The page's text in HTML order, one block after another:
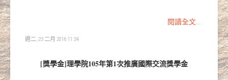
閱讀全文...
週二, 23 二月 2016 11:34
[獎學金]理學院105年第1次推廣國際交流獎學金